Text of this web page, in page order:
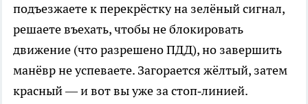
подъезжаете к перекрёстку на зелёный сигнал,
решаете въехать, чтобы не блокировать
движение (что разрешено ПДД), но завершить
манёвр не успеваете. Загорается жёлтый, затем
красный — и вот вы уже за стоп‑линией.